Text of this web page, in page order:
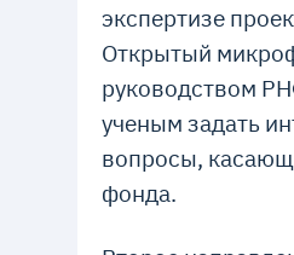
экспертизе
Открытый
руководством
ученым задать
вопросы,
фонда.